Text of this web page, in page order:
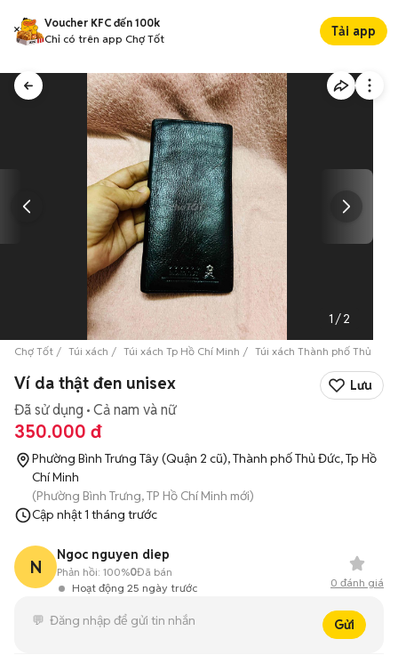
Voucher KFC đến 100k
Chỉ có trên app Chợ Tốt
Tải app
1 /2
Chợ Tốt Túi xách Túi xách Tp Hồ Chí Minh Túi xách Thành phố Thủ Đức
Ví da thật đen unisex Lưu
Đã sử dụng Cả nam và nữ
350.000 đ
Phường Bình Trưng Tây (Quận 2 cũ), Thành phố Thủ Đức, Tp Hồ
Chí Minh
(Phường Bình Trưng, TP Hồ Chí Minh mới)
Cập nhật1 tháng trước
N
Ngoc nguyen diep
Hoạt động 25 ngày trước
Phản hồi: 100%0Đã bán
0 đánh giá
Gửi